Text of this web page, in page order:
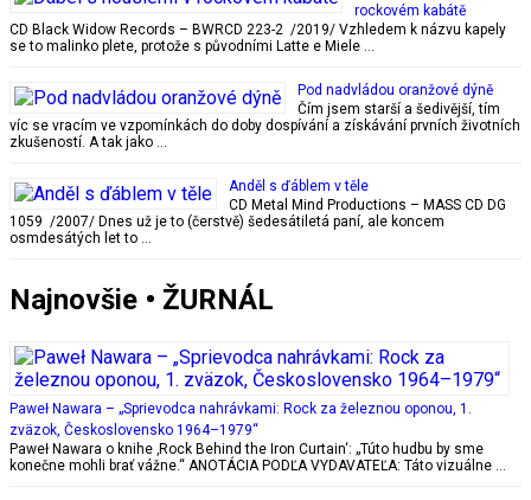
rockovém kabátě
CD Black Widow Records – BWRCD 223-2 /2019/ Vzhledem k názvu kapely
se to malinko plete, protože s původními Latte e Miele …
Pod nadvládou oranžové dýně
Čím jsem starší a šedivější, tím
víc se vracím ve vzpomínkách do doby dospívání a získávání prvních životních
zkušeností. A tak jako …
Anděl s ďáblem v těle
CD Metal Mind Productions – MASS CD DG
1059 /2007/ Dnes už je to (čerstvě) šedesátiletá paní, ale koncem
osmdesátých let to …
Najnovšie • ŽURNÁL
Paweł Nawara – „Sprievodca nahrávkami: Rock za železnou oponou, 1.
zväzok, Československo 1964–1979“
Paweł Nawara o knihe ‚Rock Behind the Iron Curtain‘: „Túto hudbu by sme
konečne mohli brať vážne.“ ANOTÁCIA PODĽA VYDAVATEĽA: Táto vizuálne …